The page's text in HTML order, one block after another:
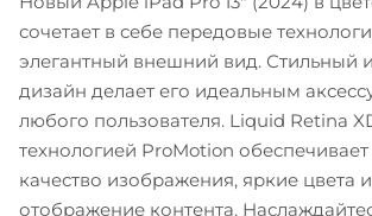
сочетает в себе передовые
элегантный внешний вид. Стильный
дизайн делает его идеальным
любого пользователя. Liquid Retina
технологией ProMotion
качество изображения, яркие цвета
отображение контента.